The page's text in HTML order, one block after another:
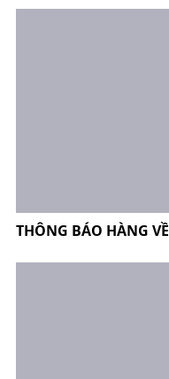
THÔNG BÁO HÀNG VỀ